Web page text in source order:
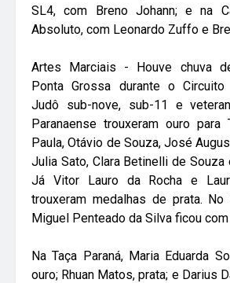
SL4, com Breno Johann; e na
Absoluto, com Leonardo Zuffo e
Artes Marciais - Houve chuva
Ponta Grossa durante o Circuito
Judô sub-nove, sub-11 e
Paranaense trouxeram ouro
Paula, Otávio de Souza, José
Julia Sato, Clara Betinelli de Souza
Já Vitor Lauro da Rocha e
trouxeram medalhas de prata.
Miguel Penteado da Silva ficou
Na Taça Paraná, Maria Eduarda
ouro; Rhuan Matos, prata; e Darius